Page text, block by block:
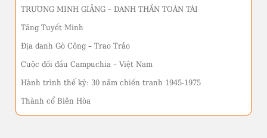
TRƯƠNG MINH GIẢNG – DANH THẦN TOÀN TÀI
Tăng Tuyết Minh
Địa danh Gò Công – Trao Trảo
Cuộc đối đầu Campuchia – Việt Nam
Hành trình thế kỷ: 30 năm chiến tranh 1945-1975
Thành cổ Biên Hòa